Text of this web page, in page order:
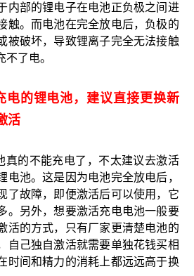
内部的锂电子在电池正负极之间进
触。而电池在完全放电后，负极的
被破坏，导致锂离子完全无法接触
了电。
电的锂电池，建议直接更换新
活
真的不能充电了，不太建议去激活
电池。这是因为电池完全放电后，
了故障，即便激活后可以使用，它
。另外，想要激活充电电池一般要
活的方式，只有厂家更清楚电池的
自己独自激活就需要单独花钱买相
时间和精力的消耗上都远远高于换